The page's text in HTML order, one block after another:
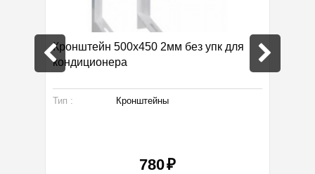
Кронштейн 500х450 2мм без упк для
кондиционера
Тип : Кронштейны
780